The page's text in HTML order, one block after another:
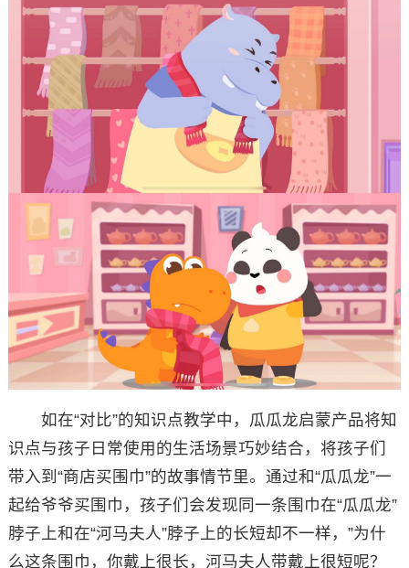
如在“对比”的知识点教学中，瓜瓜龙启蒙产品将知
识点与孩子日常使用的生活场景巧妙结合，将孩子们
带入到“商店买围巾”的故事情节里。通过和“瓜瓜龙”一
起给爷爷买围巾，孩子们会发现同一条围巾在“瓜瓜龙”
脖子上和在“河马夫人”脖子上的长短却不一样，”为什
么这条围巾，你戴上很长，河马夫人带戴上很短呢？